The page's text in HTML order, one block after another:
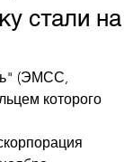
стали на
(ЭМСС,
которого